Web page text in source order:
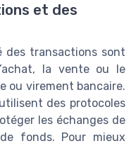
et des
des transactions sont
la vente ou le
ou virement bancaire.
des protocoles
les échanges de
fonds. Pour mieux